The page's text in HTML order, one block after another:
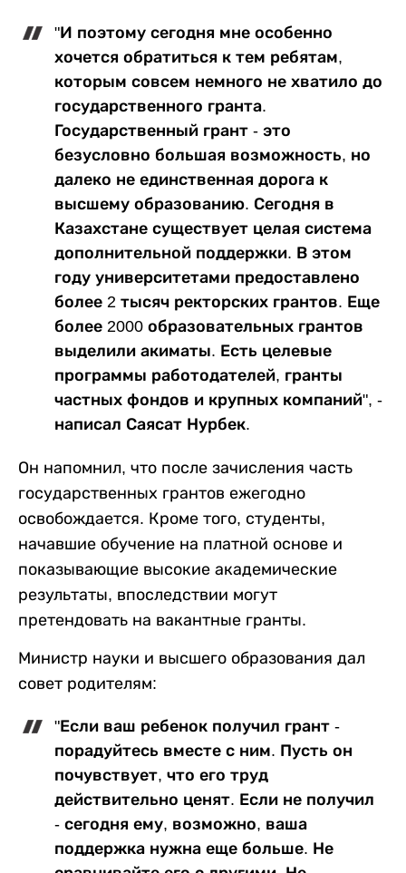
"И поэтому сегодня мне особенно
хочется обратиться к тем ребятам,
которым совсем немного не хватило до
государственного гранта.
Государственный грант - это
безусловно большая возможность, но
далеко не единственная дорога к
высшему образованию. Сегодня в
Казахстане существует целая система
дополнительной поддержки. В этом
году университетами предоставлено
более 2 тысяч ректорских грантов. Еще
более 2000 образовательных грантов
выделили акиматы. Есть целевые
программы работодателей, гранты
частных фондов и крупных компаний", -
написал Саясат Нурбек.
Он напомнил, что после зачисления часть
государственных грантов ежегодно
освобождается. Кроме того, студенты,
начавшие обучение на платной основе и
показывающие высокие академические
результаты, впоследствии могут
претендовать на вакантные гранты.
Министр науки и высшего образования дал
совет родителям:
"Если ваш ребенок получил грант -
порадуйтесь вместе с ним. Пусть он
почувствует, что его труд
действительно ценят. Если не получил
- сегодня ему, возможно, ваша
поддержка нужна еще больше. Не